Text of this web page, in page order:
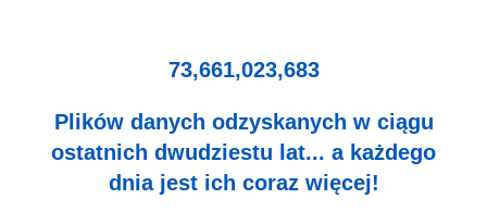
73,661,023,683
Plików danych odzyskanych w ciągu
ostatnich dwudziestu lat... a każdego
dnia jest ich coraz więcej!